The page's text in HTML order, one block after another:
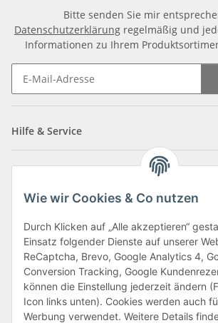
Wie wir Cookies & Co nutzen
Durch Klicken auf „Alle akzeptieren“
Einsatz folgender Dienste auf unserer
ReCaptcha, Brevo, Google Analytics 4,
Conversion Tracking, Google
können die Einstellung jederzeit ändern
Icon links unten). Cookies werden auch
Werbung verwendet. Weitere Details
Bitte senden Sie mir
Datenschutzerklärung regelmäßig und
Informationen zu Ihrem
Hilfe & Service
Informationen
Zahlungsarten